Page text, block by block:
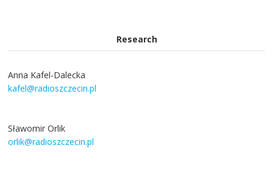
Research
Anna Kafel-Dalecka
kafel@radioszczecin.pl
Sławomir Orlik
orlik@radioszczecin.pl